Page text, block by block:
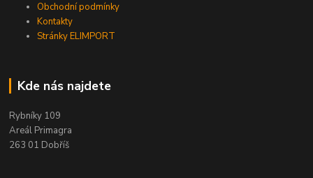
Obchodní podmínky
Kontakty
Stránky ELIMPORT
Kde nás najdete
Rybníky 109
Areál Primagra
263 01 Dobříš